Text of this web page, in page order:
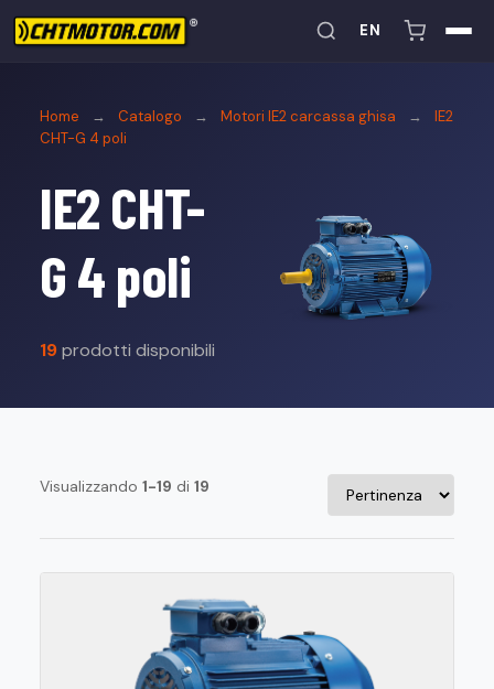
EN
Home → Catalogo → Motori IE2 carcassa ghisa →
IE2
CHT-G 4 poli
IE2 CHT-
G 4 poli
19prodotti disponibili
Visualizzando 1-19 di 19